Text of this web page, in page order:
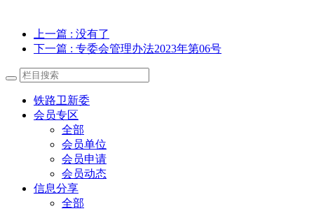
上一篇 : 没有了
下一篇 : 专委会管理办法2023年第06号
铁路卫新委
会员专区
全部
会员单位
会员申请
会员动态
信息分享
全部